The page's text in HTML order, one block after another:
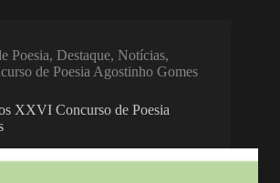
Poesia, Destaque, Notícias,
de Poesia Agostinho Gomes
XXVI Concurso de Poesia